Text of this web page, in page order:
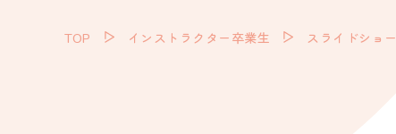
TOP インストラクター卒業生 スライドショー